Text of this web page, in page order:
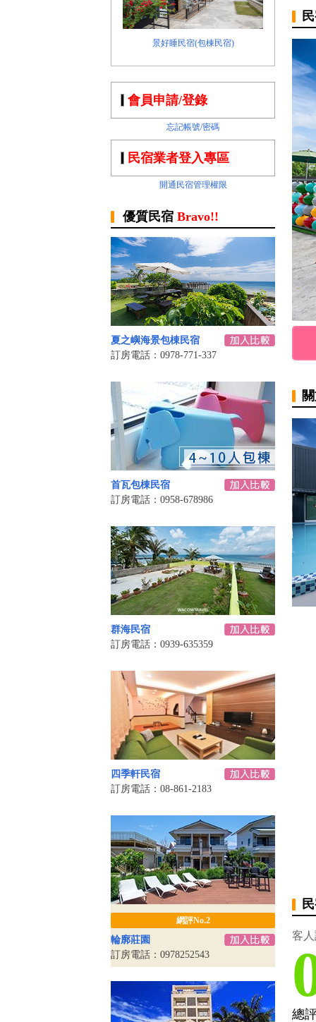
景好睡民宿(包棟民宿)
會員申請/登錄
忘記帳號/密碼
民宿業者登入專區
開通民宿管理權限
優質民宿 Bravo!!
夏之嶼海景包棟民宿
訂房電話：0978-771-337
首瓦包棟民宿
訂房電話：0958-678986
群海民宿
訂房電話：0939-635359
四季軒民宿
訂房電話：08-861-2183
網評No.2
輪廓莊園
訂房電話：0978252543
客
總